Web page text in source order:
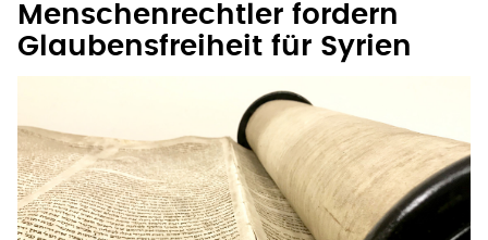
Menschenrechtler fordern
Glaubensfreiheit für Syrien